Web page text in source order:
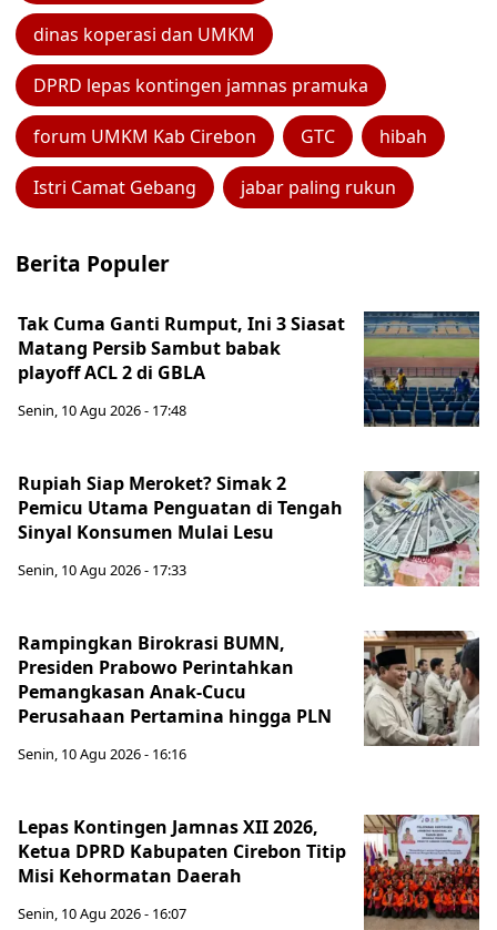
dinas koperasi dan UMKM
DPRD lepas kontingen jamnas pramuka
forum UMKM Kab Cirebon GTC hibah
Istri Camat Gebang jabar paling rukun
Berita Populer
Tak Cuma Ganti Rumput, Ini 3 Siasat
Matang Persib Sambut babak
playoff ACL 2 di GBLA
Senin, 10 Agu 2026 - 17:48
Rupiah Siap Meroket? Simak 2
Pemicu Utama Penguatan di Tengah
Sinyal Konsumen Mulai Lesu
Senin, 10 Agu 2026 - 17:33
Rampingkan Birokrasi BUMN,
Presiden Prabowo Perintahkan
Pemangkasan Anak-Cucu
Perusahaan Pertamina hingga PLN
Senin, 10 Agu 2026 - 16:16
Lepas Kontingen Jamnas XII 2026,
Ketua DPRD Kabupaten Cirebon Titip
Misi Kehormatan Daerah
Senin, 10 Agu 2026 - 16:07